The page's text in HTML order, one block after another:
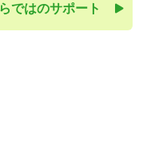
ではのサポート